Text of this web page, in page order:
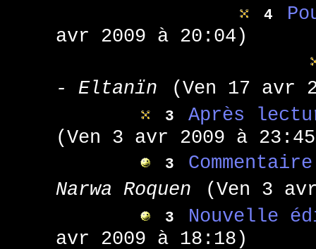
4
avr 2009 à 20:04)
- Eltanïn (Ven 17 avr
3
Après
(Ven 3 avr 2009 à
3
Narwa Roquen
(Ven 3
3
Nouvelle
avr 2009 à 18:18)